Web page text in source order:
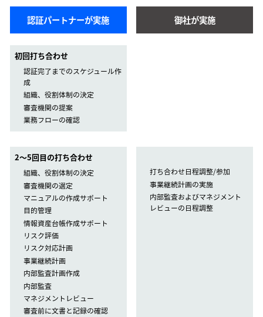
認証パートナーが実施 御社が実施
初回打ち合わせ
認証完了までのスケジュール作
成
組織、役割体制の決定
審査機関の提案
業務フローの確認
2〜5回目の打ち合わせ
組織、役割体制の決定
審査機関の選定
マニュアルの作成サポート
目的管理
情報資産台帳作成サポート
リスク評価
リスク対応計画
事業継続計画
内部監査計画作成
内部監査
マネジメントレビュー
審査前に文書と記録の確認
打ち合わせ日程調整/参加
事業継続計画の実施
内部監査およびマネジメント
レビューの日程調整